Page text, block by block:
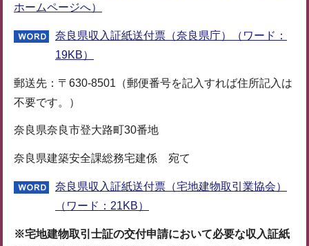
ホームページへ）
奈良県収入証紙送付票（奈良県庁）（ワード：
19KB）
郵送先：〒630-8501（郵便番号を記入すれば住所記入は
不要です。）
奈良県奈良市登大路町30番地
奈良県建築安全課総務宅建係 宛て
奈良県収入証紙送付票（宅地建物取引業協会）
（ワード：21KB）
※宅地建物取引士証の交付申請において必要な収入証紙